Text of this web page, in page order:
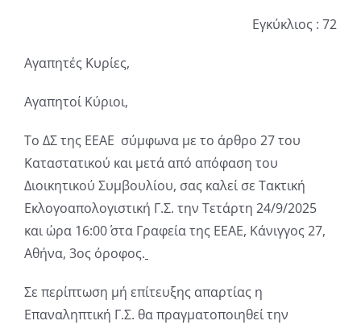
Εγκύκλιος : 72
Αγαπητές Κυρίες,
Αγαπητοί Κύριοι,
Το ΔΣ της ΕΕΑΕ σύμφωνα με το άρθρο 27 του
Καταστατικού και μετά από απόφαση του
Διοικητικού Συμβουλίου, σας καλεί σε Τακτική
Εκλογοαπολογιστική Γ.Σ. την Τετάρτη 24/9/2025
και ώρα 16:00΄ στα Γραφεία της ΕΕΑΕ, Κάνιγγος 27,
Αθήνα, 3ος όροφος.
Σε περίπτωση μή επίτευξης απαρτίας η
Επαναληπτική Γ.Σ. θα πραγματοποιηθεί την